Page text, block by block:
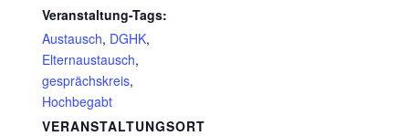
Veranstaltung-Tags:
Austausch, DGHK,
Elternaustausch,
gesprächskreis,
Hochbegabt
VERANSTALTUNGSORT